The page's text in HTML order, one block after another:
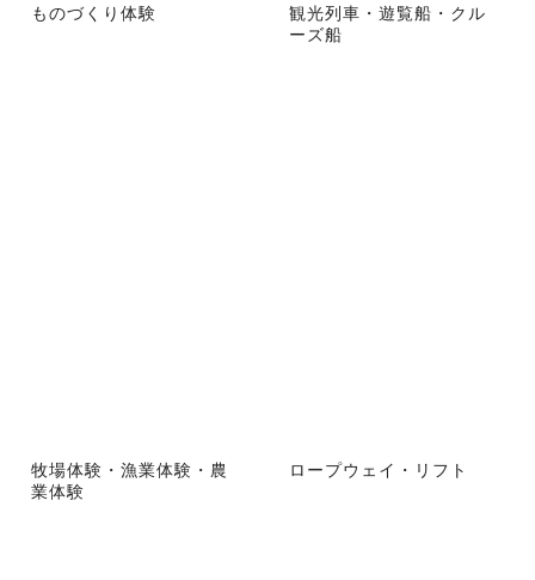
ものづくり体験
観光列車・遊覧船・クル
ーズ船
牧場体験・漁業体験・農
業体験
ロープウェイ・リフト